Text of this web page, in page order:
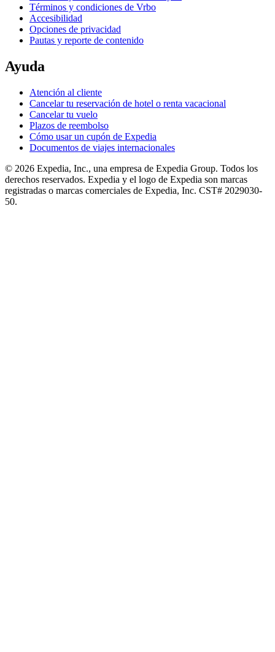
Términos y condiciones de Vrbo
Accesibilidad
Opciones de privacidad
Pautas y reporte de contenido
Ayuda
Atención al cliente
Cancelar tu reservación de hotel o renta vacacional
Cancelar tu vuelo
Plazos de reembolso
Cómo usar un cupón de Expedia
Documentos de viajes internacionales
© 2026 Expedia, Inc., una empresa de Expedia Group. Todos los
derechos reservados. Expedia y el logo de Expedia son marcas
registradas o marcas comerciales de Expedia, Inc. CST# 2029030-
50.